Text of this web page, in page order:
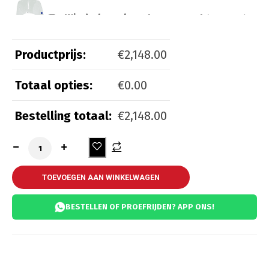
Windscherm laag transparant
Beveiliging
Kettingslot ART 4(+€
Productprijs: €2,148.00
Totaal opties: €0.00
Bestelling totaal: €2,148.00
TOEVOEGEN AAN WINKELWAGEN
BESTELLEN OF PROEFRIJDEN? APP ONS!